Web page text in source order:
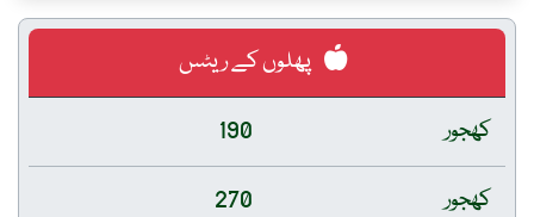
پھلوں کے ریٹس
کھجور
190
کھجور
270